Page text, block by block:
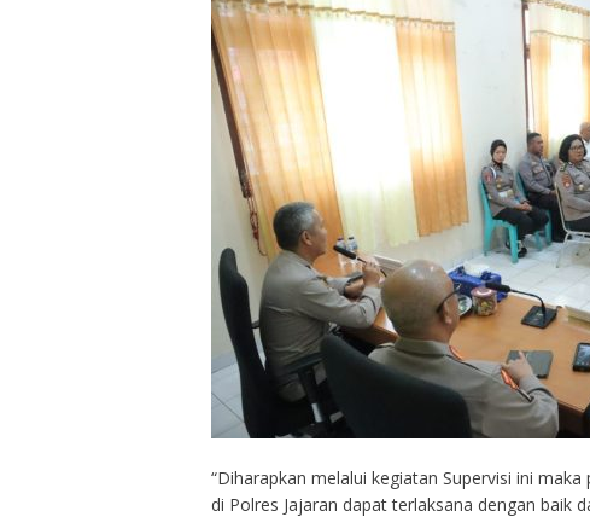
“Diharapkan melalui kegiatan Supervisi ini
di Polres Jajaran dapat terlaksana dengan baik